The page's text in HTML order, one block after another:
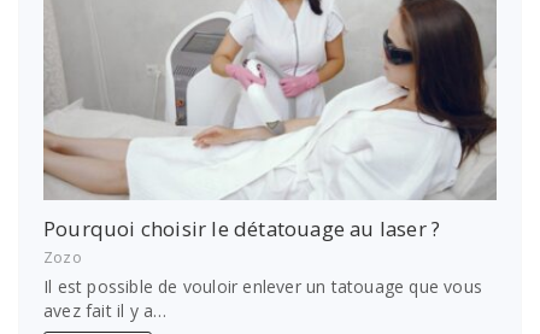
Pourquoi choisir le détatouage au laser ?
Zozo
Il est possible de vouloir enlever un tatouage que vous
avez fait il y a…